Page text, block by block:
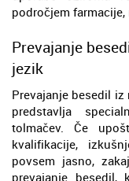
področjem
Prevajanje
jezik
Prevajanje besedil
predstavlja
tolmačev. Če
kvalifikacije,
povsem jasno,
prevajanje besedil,